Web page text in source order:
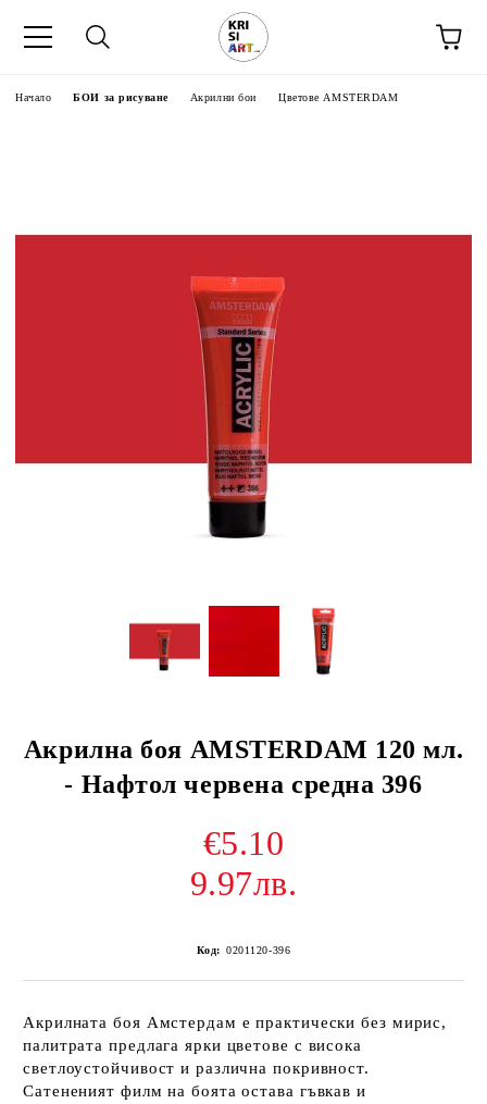
Начало БОИ за рисуване Акрилни бои Цветове AMSTERDAM
Акрилна боя AMSTERDAM 120 мл.
- Нафтол червена средна 396
€5.10
9.97лв.
Код: 0201120-396
Акрилната боя Амстердам е практически без мирис,
палитрата предлага ярки цветове с висока
светлоустойчивост и различна покривност.
Сатененият филм на боята остава гъвкав и